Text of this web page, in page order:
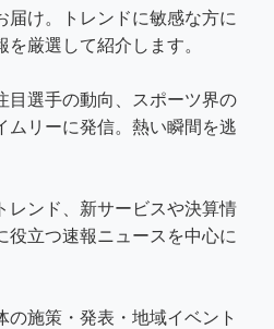
届け。トレンドに敏感な方に
を厳選して紹介します。
目選手の動向、スポーツ界の
ムリーに発信。熱い瞬間を逃
レンド、新サービスや決算情
役立つ速報ニュースを中心に
の施策・発表・地域イベント